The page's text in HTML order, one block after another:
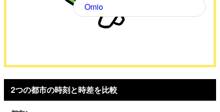
Omio
2つの都市の時刻と時差を比較